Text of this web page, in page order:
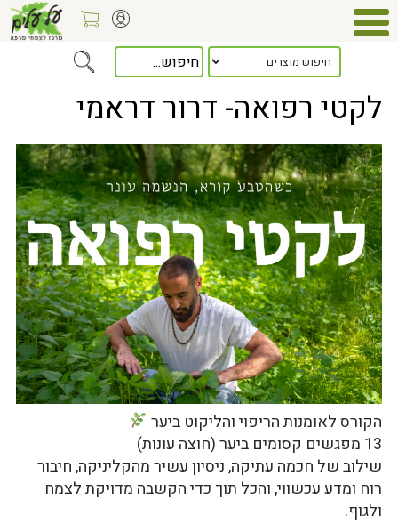
Home> News & Events
לקטי רפואה- דרור דראמי
הקורס לאומנות הריפוי והליקוט ביער
13 מפגשים קסומים ביער (חוצה עונות)
שילוב של חכמה עתיקה, ניסיון עשיר מהקליניקה, חיבור
רוח ומדע עכשווי, והכל תוך כדי הקשבה מדויקת לצמח
ולגוף.